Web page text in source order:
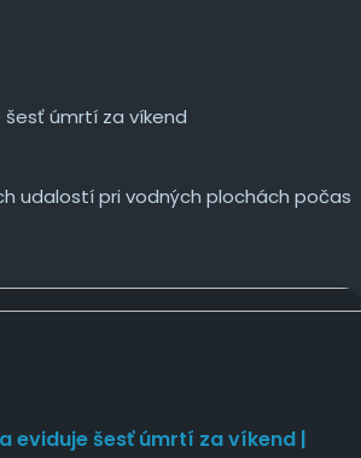
šesť úmrtí za víkend
udalostí pri vodných plochách počas
eviduje šesť úmrtí za víkend |